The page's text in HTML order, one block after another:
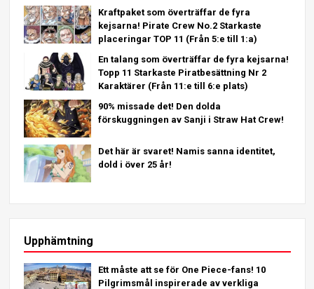
Kraftpaket som överträffar de fyra
kejsarna! Pirate Crew No.2 Starkaste
placeringar TOP 11 (Från 5:e till 1:a)
En talang som överträffar de fyra kejsarna!
Topp 11 Starkaste Piratbesättning Nr 2
Karaktärer (Från 11:e till 6:e plats)
90% missade det! Den dolda
förskuggningen av Sanji i Straw Hat Crew!
Det här är svaret! Namis sanna identitet,
dold i över 25 år!
Upphämtning
Ett måste att se för One Piece-fans! 10
Pilgrimsmål inspirerade av verkliga